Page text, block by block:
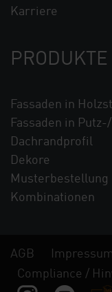
PRODUKTE
Fassaden in
Fassaden in
Dachrandprofil
Dekore
Musterbestellung
Kombinationen
Karriere
AGB Impressum
Compliance /